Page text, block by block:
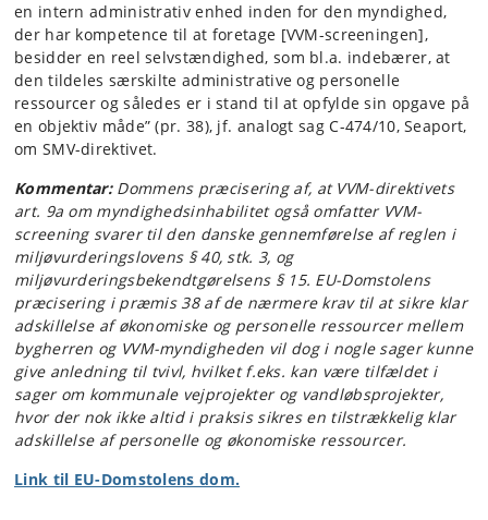
en intern administrativ enhed inden for den myndighed,
der har kompetence til at foretage [VVM-screeningen],
besidder en reel selvstændighed, som bl.a. indebærer, at
den tildeles særskilte administrative og personelle
ressourcer og således er i stand til at opfylde sin opgave på
en objektiv måde” (pr. 38), jf. analogt sag C-474/10, Seaport,
om SMV-direktivet.
Kommentar:Dommens præcisering af, at VVM-direktivets
art. 9a om myndighedsinhabilitet også omfatter VVM-
screening svarer til den danske gennemførelse af reglen i
miljøvurderingslovens § 40, stk. 3, og
miljøvurderingsbekendtgørelsens § 15. EU-Domstolens
præcisering i præmis 38 af de nærmere krav til at sikre klar
adskillelse af økonomiske og personelle ressourcer mellem
bygherren og VVM-myndigheden vil dog i nogle sager kunne
give anledning til tvivl, hvilket f.eks. kan være tilfældet i
sager om kommunale vejprojekter og vandløbsprojekter,
hvor der nok ikke altid i praksis sikres en tilstrækkelig klar
adskillelse af personelle og økonomiske ressourcer.
Link til EU-Domstolens dom.